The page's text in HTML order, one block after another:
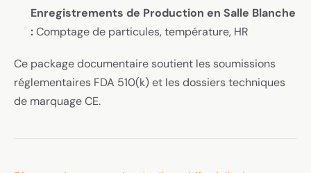
Enregistrements de Production en Salle Blanche
:Comptage de particules, température, HR
Ce package documentaire soutient les soumissions
réglementaires FDA 510(k) et les dossiers techniques
de marquage CE.